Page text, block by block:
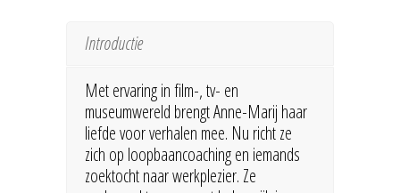
Introductie
Met ervaring in film-, tv- en
museumwereld brengt Anne-Marij haar
liefde voor verhalen mee. Nu richt ze
zich op loopbaancoaching en iemands
zoektocht naar werkplezier. Ze